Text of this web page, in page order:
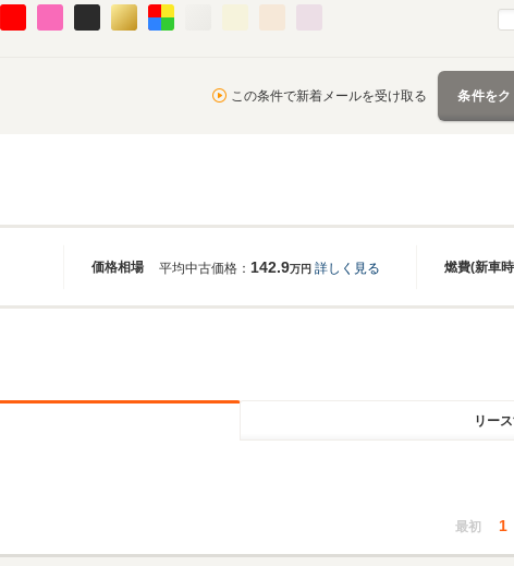
この条件で新着メールを受け取る 条件をク
価格相場 燃費(新車
平均中古価格： 142.9万円 詳しく見る
リー
最初 1